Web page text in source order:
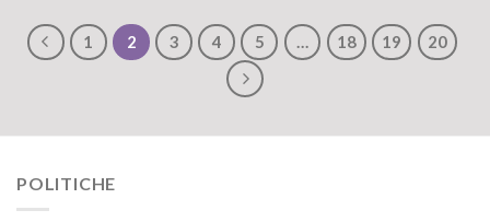
1 2 3 4 5 18 19 20
POLITICHE